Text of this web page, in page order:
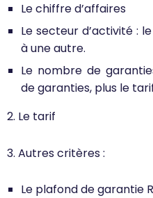
Le chiffre d’affaires
Le secteur d’activité :
à une autre.
Le nombre de
de garanties, plus le
2. Le tarif
3. Autres critères :
Le plafond de garantie